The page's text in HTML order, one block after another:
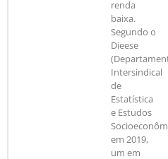
renda
baixa.
Segundo o
Dieese
Intersindical
de
Estatística
e Estudos
em 2019,
um em